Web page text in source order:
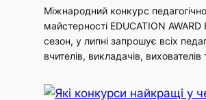
Міжнародний конкурс
майстерності EDUCATION AWARD
сезон, у липні запрошує всіх
вчителів, викладачів,